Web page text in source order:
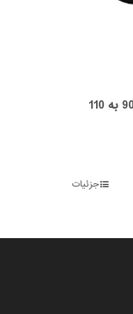
جزئیات